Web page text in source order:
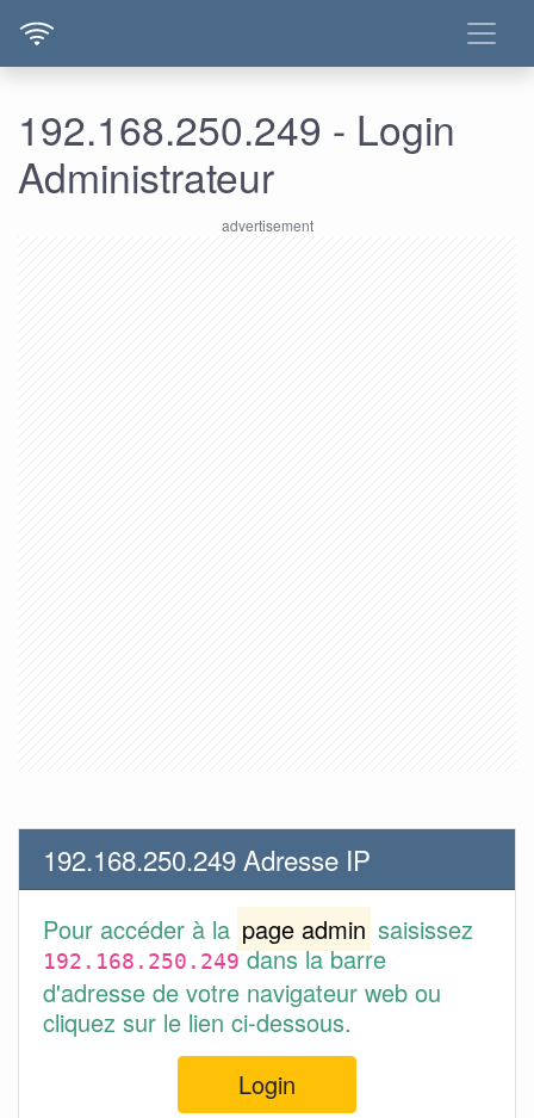
192.168.250.249 - Login
Administrateur
192.168.250.249 Adresse IP
Pour accéder à la page admin saisissez
192.168.250.249dans la barre
d'adresse de votre navigateur web ou
cliquez sur le lien ci-dessous.
Login